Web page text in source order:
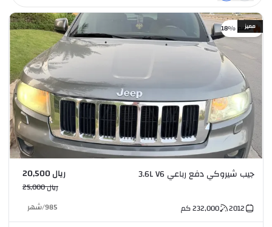
خصم %18مميز
جيب شيروكي دفع رباعي 3.6L V6 ريال 20,500
ريال 25,000
2012
232,000كم 985
/شهر